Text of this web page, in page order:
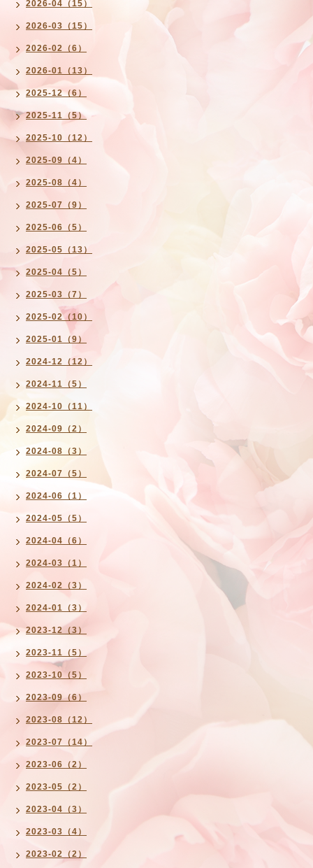
2026-04（15）
2026-03（15）
2026-02（6）
2026-01（13）
2025-12（6）
2025-11（5）
2025-10（12）
2025-09（4）
2025-08（4）
2025-07（9）
2025-06（5）
2025-05（13）
2025-04（5）
2025-03（7）
2025-02（10）
2025-01（9）
2024-12（12）
2024-11（5）
2024-10（11）
2024-09（2）
2024-08（3）
2024-07（5）
2024-06（1）
2024-05（5）
2024-04（6）
2024-03（1）
2024-02（3）
2024-01（3）
2023-12（3）
2023-11（5）
2023-10（5）
2023-09（6）
2023-08（12）
2023-07（14）
2023-06（2）
2023-05（2）
2023-04（3）
2023-03（4）
2023-02（2）